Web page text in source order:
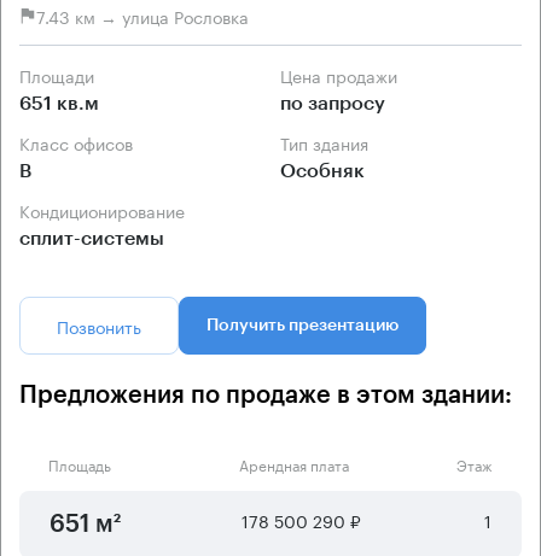
7.43 км → улица Рословка
Площади
651 кв.м
Цена продажи
по запросу
Класс офисов
B
Тип здания
Особняк
Кондиционирование
сплит-системы
Позвонить Получить презентацию
Предложения по продаже в этом здании:
Площадь Арендная плата Этаж
651 м² 178 500 290 ₽ 1